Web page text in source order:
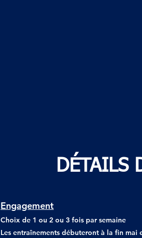
DÉTAILS
Engagement
Choix de 1 ou 2 ou 3 fois par semaine
Les entraînements débuteront à la fin